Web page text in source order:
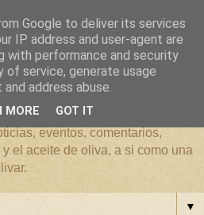
Olivar
eventos, comentarios,
el aceite de oliva, a si como una
▼
Google to deliver its services
IP address and user-agent are
with performance and security
service, generate usage
address abuse.
MORE GOT IT